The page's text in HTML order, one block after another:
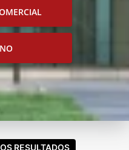
RESULTADOS